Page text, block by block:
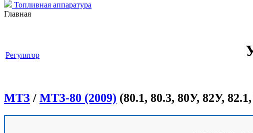
Топливная аппаратура
Главная
Регулятор
МТЗ / МТЗ-80 (2009) (80.1, 80.3, 80У, 82У,